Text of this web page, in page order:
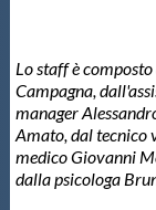
Lo staff è
Campagna,
manager
Amato, dal tecnico
medico Giovanni
dalla psicologa